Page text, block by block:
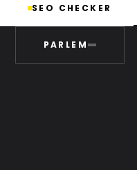
SEO CHECKER
PARLEM